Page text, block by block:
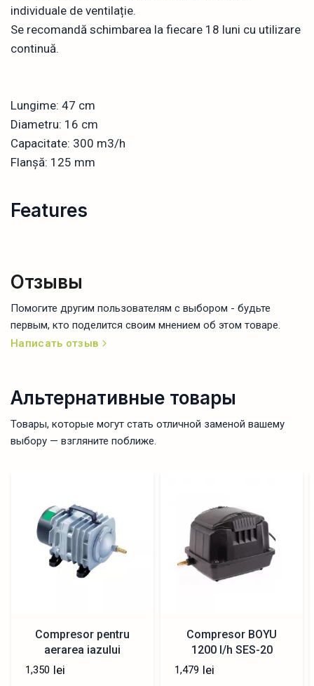
individuale de ventilație.
Se recomandă schimbarea la fiecare 18 luni cu utilizare
continuă.
Lungime: 47 cm
Diametru: 16 cm
Capacitate: 300 m3/h
Flanșă: 125 mm
Features
Отзывы
Помогите другим пользователям с выбором - будьте
первым, кто поделится своим мнением об этом товаре.
Написать отзыв
Альтернативные товары
Товары, которые могут стать отличной заменой вашему
выбору — взгляните поближе.
Compresor pentru
aerarea iazului
SUNSUN ACO-002 —
1,350 lei
Compresor BOYU
1200 l/h SES-20
1,479 lei